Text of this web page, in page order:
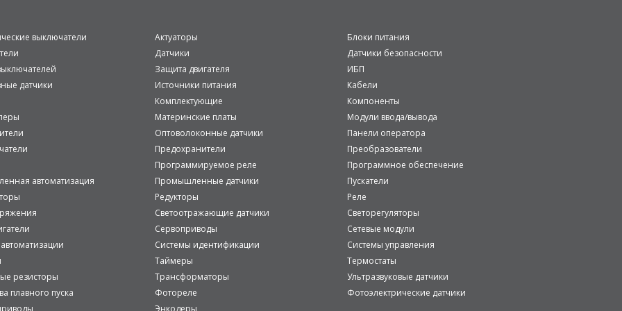
выключатели Актуаторы
Блоки питания
Датчики
Датчики безопасности
Защита двигателя
ИБП
датчики
Источники питания
Кабели
Комплектующие
Компоненты
Материнские платы
Модули ввода/вывода
Оптоволоконные датчики
Панели оператора
Предохранители
Преобразователи
Программируемое реле
Программное обеспечение
автоматизация
Промышленные датчики
Пускатели
Редукторы
Реле
Светоотражающие датчики
Светорегуляторы
Сервоприводы
Сетевые модули
Системы идентификации
Системы управления
Таймеры
Термостаты
резисторы
Трансформаторы
Ультразвуковые датчики
плавного пуска
Фотореле
Фотоэлектрические датчики
Энкодеры